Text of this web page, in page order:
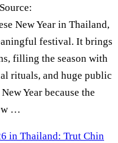
New Year in Thailand,
festival. It brings
filling the season with
rituals, and huge public
Year because the
…
in Thailand: Trut Chin